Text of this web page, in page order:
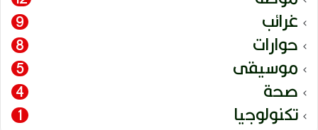
غرائب 9
حوارات 8
موسيقى 5
صحة 4
تكنولوجيا 1